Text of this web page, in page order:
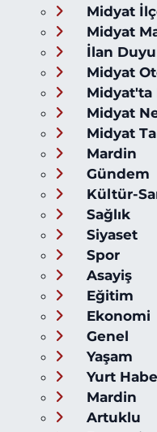
Midyat
Midyat
İlan
Midyat
Midyat'ta
Midyat
Midyat
Mardin
Gündem
Kültür-
Sağlık
Siyaset
Spor
Asayiş
Eğitim
Ekonomi
Genel
Yaşam
Yurt
Mardin
Artuklu